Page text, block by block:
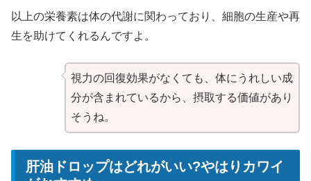
以上の栄養素は体の代謝に関わっており、細胞の生産や再
生を助けてくれるんですよ。
視力の回復効果がなくても、体にうれしい成
分が含まれているから、摂取する価値があり
そうね。
肝油ドロップはどれがいい?やはりカワイ